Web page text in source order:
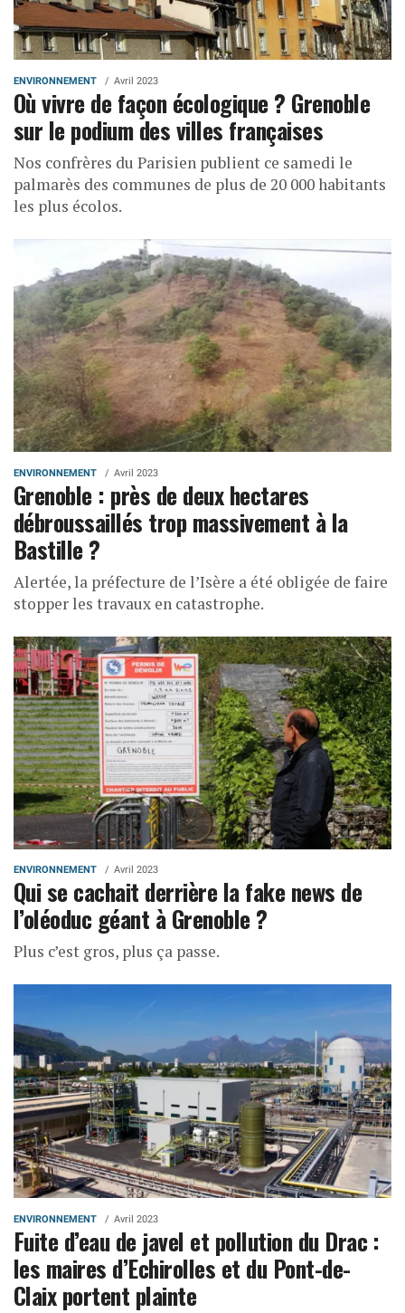
ENVIRONNEMENT Avril 2023
Où vivre de façon écologique ? Grenoble
sur le podium des villes françaises
Nos confrères du Parisien publient ce samedi le
palmarès des communes de plus de 20 000 habitants
les plus écolos.
ENVIRONNEMENT Avril 2023
Grenoble : près de deux hectares
débroussaillés trop massivement à la
Bastille ?
Alertée, la préfecture de l’Isère a été obligée de faire
stopper les travaux en catastrophe.
ENVIRONNEMENT Avril 2023
Qui se cachait derrière la fake news de
l’oléoduc géant à Grenoble ?
Plus c’est gros, plus ça passe.
ENVIRONNEMENT Avril 2023
Fuite d’eau de javel et pollution du Drac :
les maires d’Echirolles et du Pont-de-
Claix portent plainte